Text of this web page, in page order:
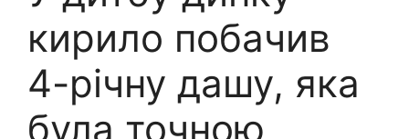
кирило побачив
4-річну дашу, яка
була точною